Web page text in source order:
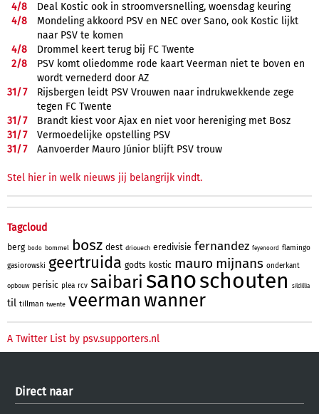
4/8
Deal Kostic ook in stroomversnelling, woensdag keuring
4/8
Mondeling akkoord PSV en NEC over Sano, ook Kostic lijkt
naar PSV te komen
4/8
Drommel keert terug bij FC Twente
2/8
PSV komt oliedomme rode kaart Veerman niet te boven en
wordt vernederd door AZ
31/7
Rijsbergen leidt PSV Vrouwen naar indrukwekkende zege
tegen FC Twente
31/7
Brandt kiest voor Ajax en niet voor hereniging met Bosz
31/7
Vermoedelijke opstelling PSV
31/7 Aanvoerder Mauro Júnior blijft PSV trouw
Stel hier in welk nieuws jij belangrijk vindt.
Tagcloud
berg bodo bommel bosz dest driouech eredivisie fernandez feyenoord flamingo
gasiorowski geertruida godts kostic mauro mijnans onderkant
opbouw perisic plea rcv saibari sanoschouten sildillia
til tillman twente veermanwanner
A Twitter List by psv.supporters.nl
Direct naar